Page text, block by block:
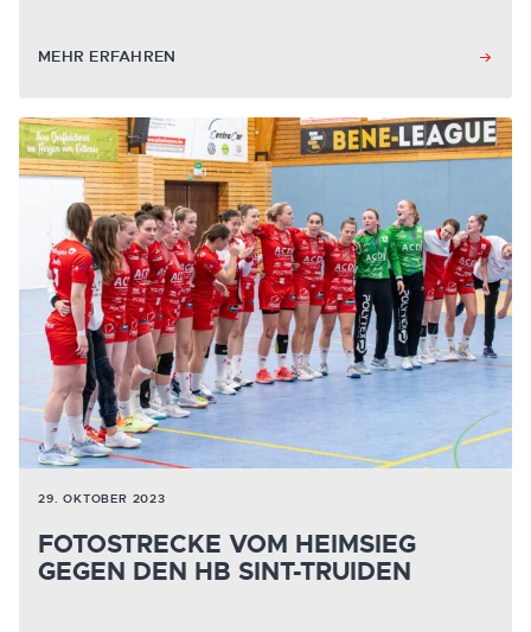
MEHR ERFAHREN
29. OKTOBER 2023
FOTOSTRECKE VOM HEIMSIEG
GEGEN DEN HB SINT-TRUIDEN